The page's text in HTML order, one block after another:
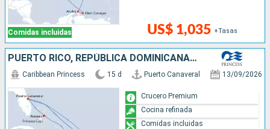
Comidas incluidas US$ 1,035 +Tasas
PUERTO RICO, REPÚBLICA DOMINICANA, BAHAMAS, ESTADOS UNIDOS
Caribbean Princess 15 d Puerto Canaveral 13/09/2026
Crucero Premium
Cocina refinada
Comidas incluidas